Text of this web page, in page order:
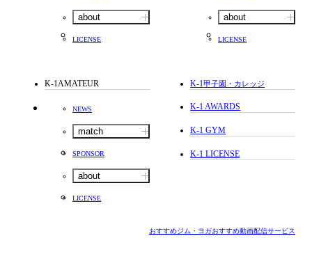
about
LICENSE
about
LICENSE
K-1AMATEUR
NEWS
match
SPONSOR
about
LICENSE
K-1甲子園・カレッジ
K-1 AWARDS
K-1 GYM
K-1 LICENSE
おすすめジム・ヨガおすすめ動画配信サービス